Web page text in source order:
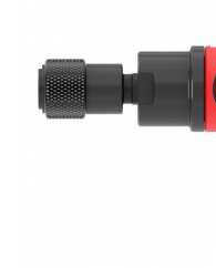
Chei pneumatice cu impact
Ciocane daltuitoare
Clesti pneumatici